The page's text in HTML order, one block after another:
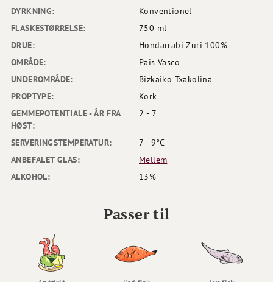
DYRKNING:
Konventionel
FLASKESTØRRELSE:
750 ml
DRUE:
Hondarrabi Zuri 100%
OMRÅDE:
Pais Vasco
UNDEROMRÅDE:
Bizkaiko Txakolina
PROPTYPE:
Kork
GEMMEPOTENTIALE - ÅR FRA
HØST:
2 - 7
SERVERINGSTEMPERATUR:
7 - 9°C
ANBEFALET GLAS:
Mellem
ALKOHOL:
13%
Passer til